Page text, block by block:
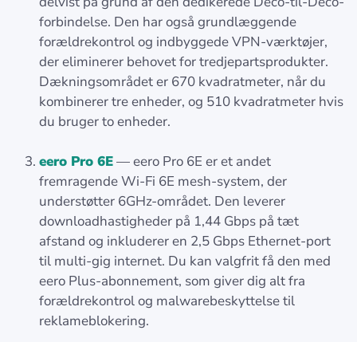
forbindelse. Den har også grundlæggende
forældrekontrol og indbyggede VPN-værktøjer,
der eliminerer behovet for tredjepartsprodukter.
Dækningsområdet er 670 kvadratmeter, når du
kombinerer tre enheder, og 510 kvadratmeter hvis
du bruger to enheder.
eero Pro 6E— eero Pro 6E er et andet
fremragende Wi-Fi 6E mesh-system, der
understøtter 6GHz-området. Den leverer
downloadhastigheder på 1,44 Gbps på tæt
afstand og inkluderer en 2,5 Gbps Ethernet-port
til multi-gig internet. Du kan valgfrit få den med
eero Plus-abonnement, som giver dig alt fra
forældrekontrol og malwarebeskyttelse til
reklameblokering.